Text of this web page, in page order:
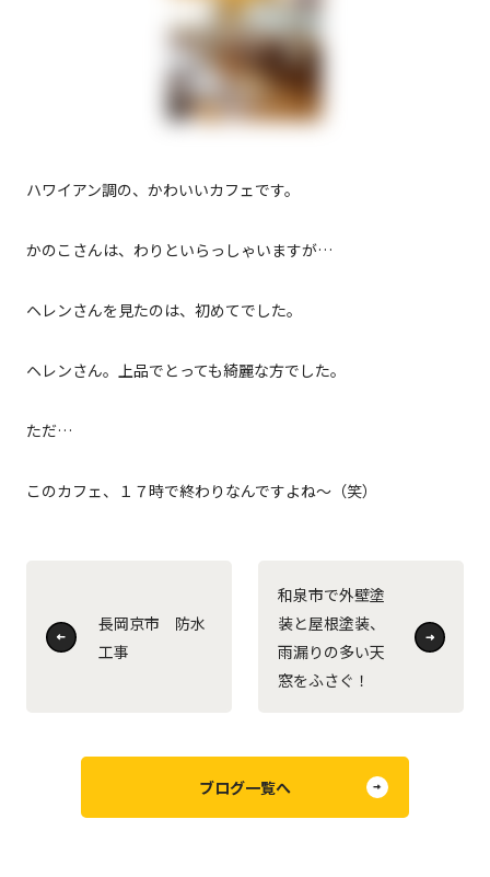
ハワイアン調の、かわいいカフェです。
かのこさんは、わりといらっしゃいますが…
ヘレンさんを見たのは、初めてでした。
ヘレンさん。上品でとっても綺麗な方でした。
ただ…
このカフェ、１７時で終わりなんですよね～（笑）
長岡京市 防水
工事
和泉市で外壁塗
装と屋根塗装、
雨漏りの多い天
窓をふさぐ！
ブログ一覧へ